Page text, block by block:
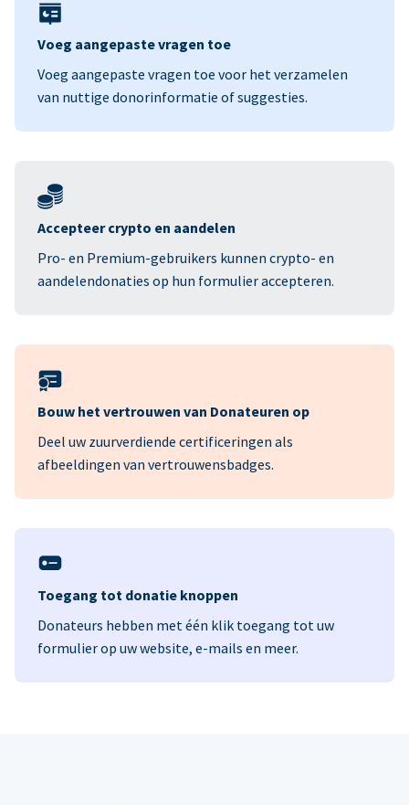
Voeg aangepaste vragen toe
Voeg aangepaste vragen toe voor het verzamelen
van nuttige donorinformatie of suggesties.
Accepteer crypto en aandelen
Pro- en Premium-gebruikers kunnen crypto- en
aandelendonaties op hun formulier accepteren.
Bouw het vertrouwen van Donateuren op
Deel uw zuurverdiende certificeringen als
afbeeldingen van vertrouwensbadges.
Toegang tot donatie knoppen
Donateurs hebben met één klik toegang tot uw
formulier op uw website, e-mails en meer.